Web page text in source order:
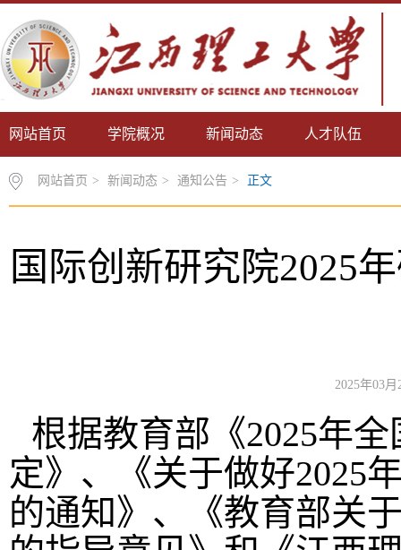
网站首页 学院概况 新闻动态 人才队伍
网站首页 > 新闻动态 > 通知公告 > 正文
国际创新研究院2025
2025年03
根据教育部《2025年全
定》、《关于做好2025
的通知》、《教育部关